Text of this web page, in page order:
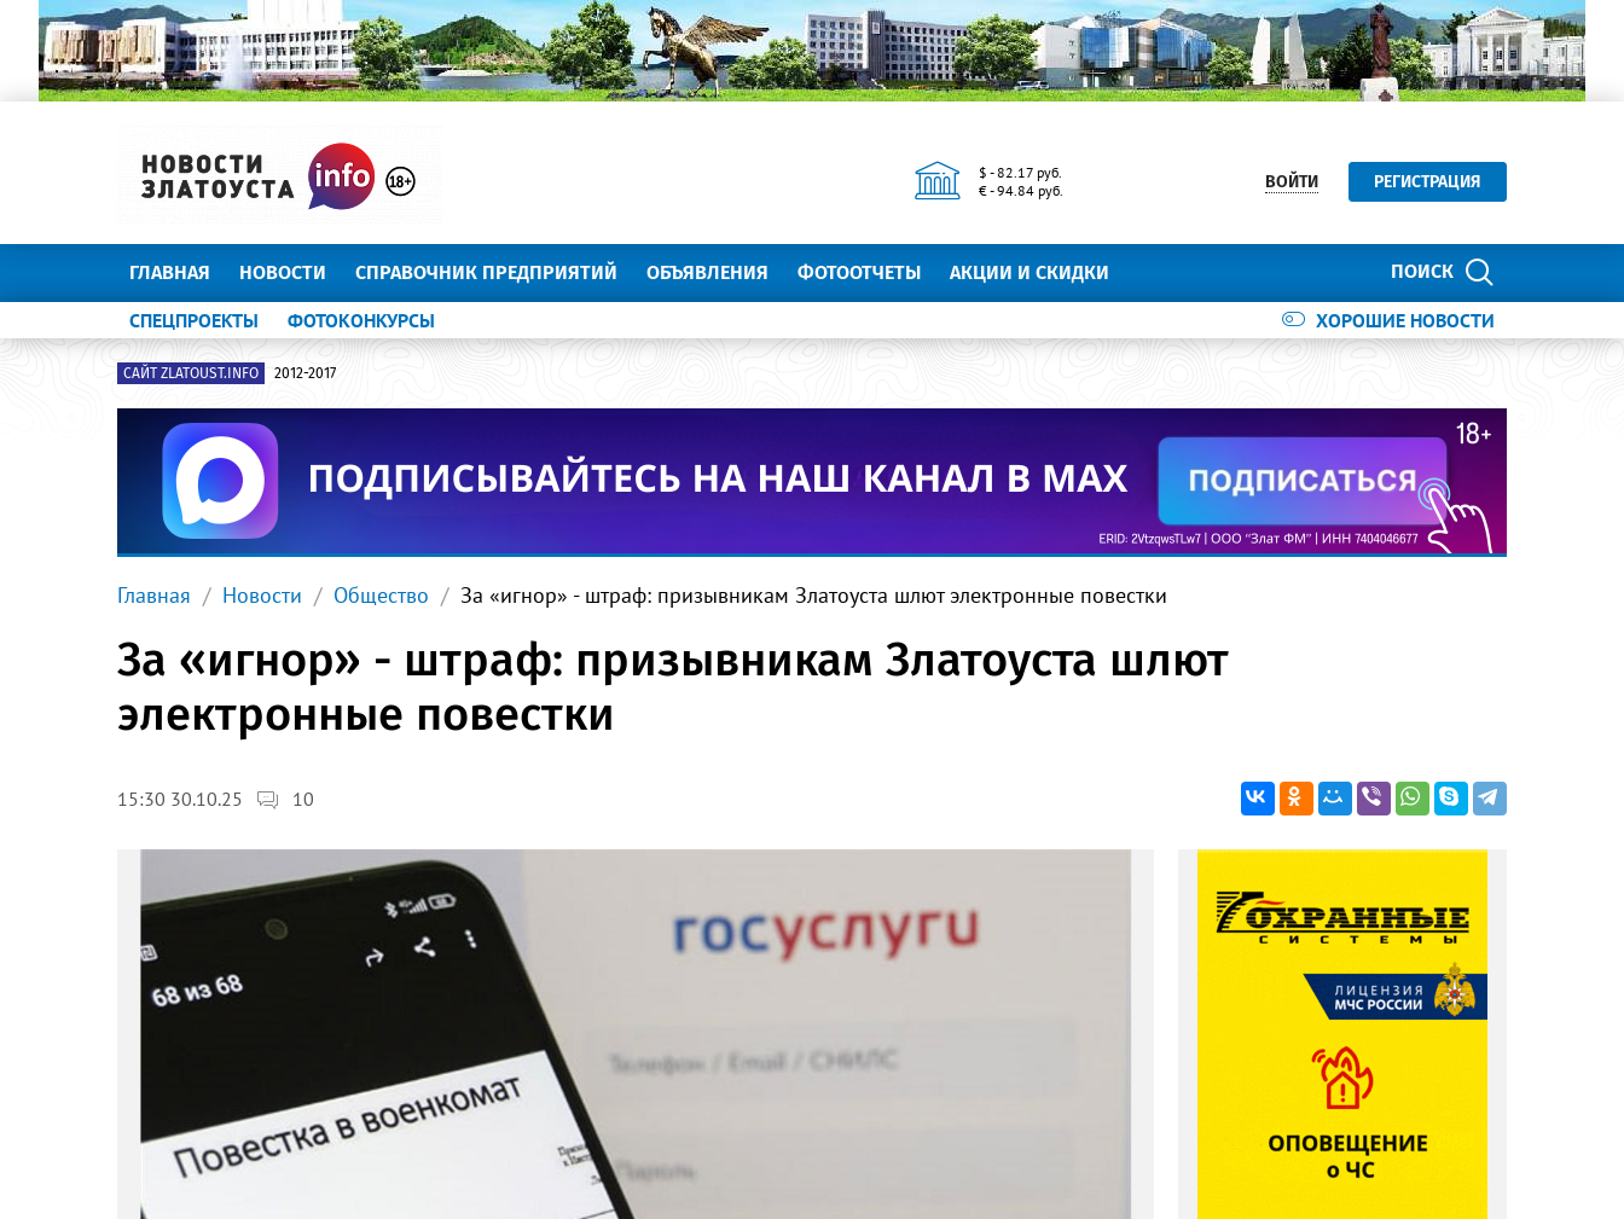
$ - 82.17 руб.
€ - 94.84 руб.
ВОЙТИ РЕГИСТРАЦИЯ
ПОИСК
ГЛАВНАЯ НОВОСТИ СПРАВОЧНИК ПРЕДПРИЯТИЙ ОБЪЯВЛЕНИЯ ФОТООТЧЕТЫ АКЦИИ И СКИДКИ
ХОРОШИЕ НОВОСТИ
СПЕЦПРОЕКТЫ ФОТОКОНКУРСЫ
САЙТ ZLATOUST.INFO 2012-2017
Главная Новости Общество За «игнор» - штраф: призывникам Златоуста шлют электронные повестки
За «игнор» - штраф: призывникам Златоуста шлют
электронные повестки
15:30 30.10.25 10